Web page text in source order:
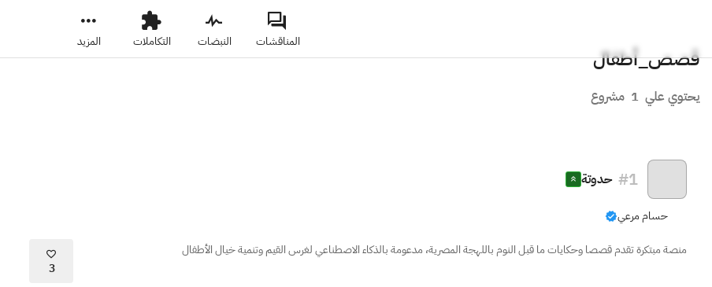
المناقشات النبضات التكاملات المزيد
قصص_أطفال
يحتوي علي 1 مشروع
#1 حدوتة
حسام مرعي
منصة مبتكرة تقدم قصصا وحكايات ما قبل النوم باللهجة المصرية، مدعومة بالذكاء الاصطناعي لغرس القيم وتنمية خيال الأطفال
3